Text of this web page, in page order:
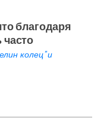
благодаря
колец" и